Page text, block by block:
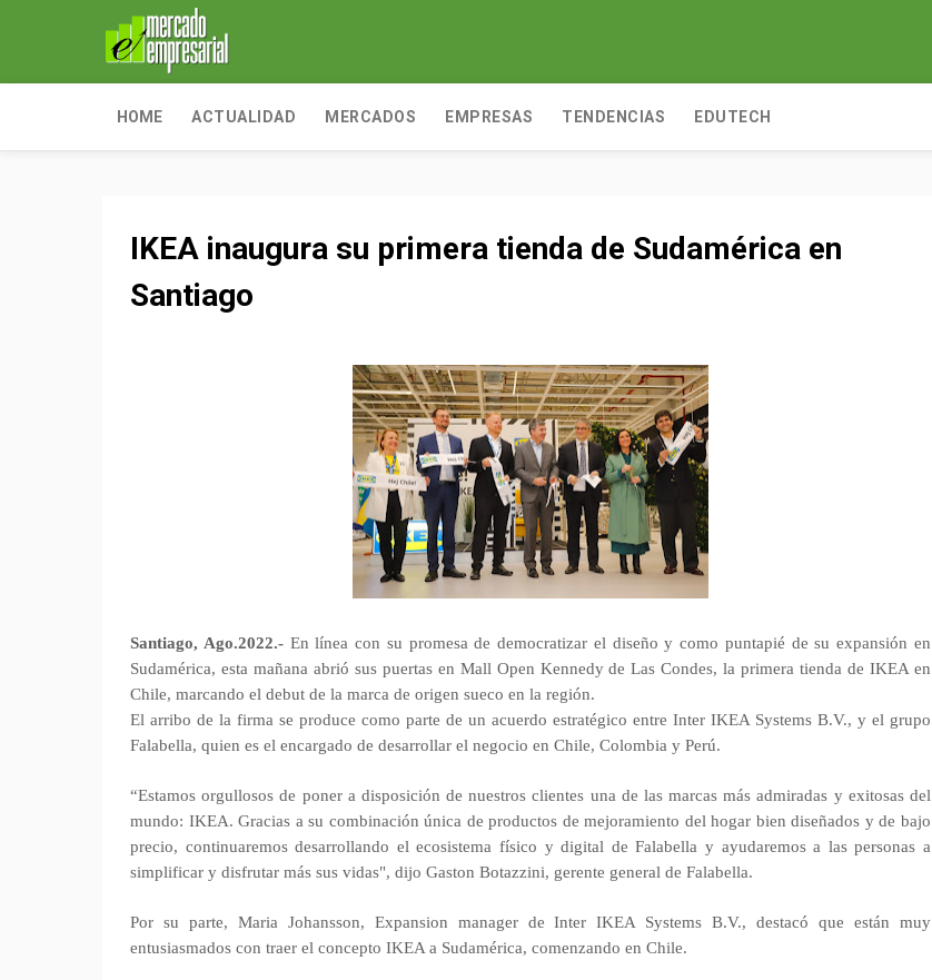
HOME ACTUALIDAD MERCADOS EMPRESAS TENDENCIAS EDUTECH
IKEA inaugura su primera tienda de Sudamérica en
Santiago
Santiago, Ago.2022.-En línea con su promesa de democratizar el diseño y como puntapié de su expansión en
Sudamérica, esta mañana abrió sus puertas en Mall Open Kennedy de Las Condes, la primera tienda de IKEA en
Chile, marcando el debut de la marca de origen sueco en la región.
El arribo de la firma se produce como parte de un acuerdo estratégico entre Inter IKEA Systems B.V., y el grupo
Falabella, quien es el encargado de desarrollar el negocio en Chile, Colombia y Perú.
“Estamos orgullosos de poner a disposición de nuestros clientes una de las marcas más admiradas y exitosas del
mundo: IKEA. Gracias a su combinación única de productos de mejoramiento del hogar bien diseñados y de bajo
precio, continuaremos desarrollando el ecosistema físico y digital de Falabella y ayudaremos a las personas a
simplificar y disfrutar más sus vidas", dijo Gaston Botazzini, gerente general de Falabella.
Por su parte, Maria Johansson, Expansion manager de Inter IKEA Systems B.V., destacó que están muy
entusiasmados con traer el concepto IKEA a Sudamérica, comenzando en Chile.